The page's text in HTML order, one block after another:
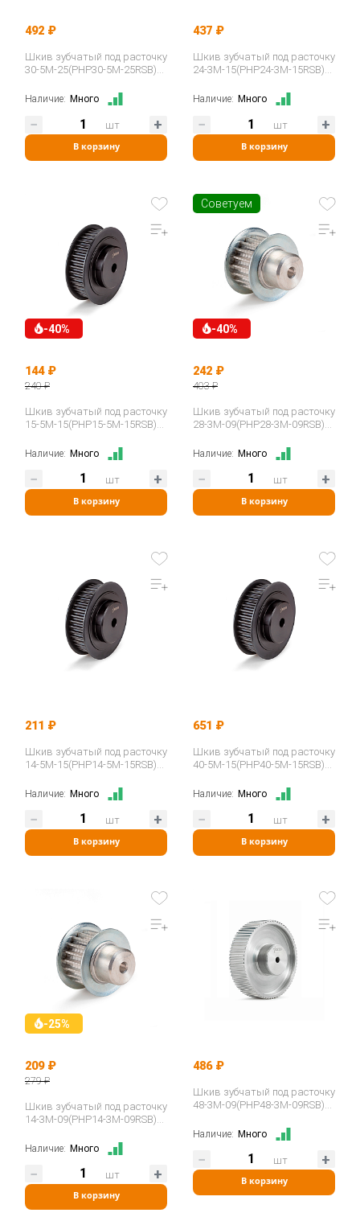
492 ₽
Шкив зубчатый под расточку
30-5M-25(PHP30-5M-25RSB)
Наличие: Много
В корзину
шт
437 ₽
Шкив зубчатый под расточку
24-3M-15(PHP24-3M-15RSB)
Наличие: Много
В корзину
шт
-40%
144 ₽
240 ₽
Шкив зубчатый под расточку
15-5M-15(PHP15-5M-15RSB)
Наличие: Много
В корзину
шт
Советуем
-40%
242 ₽
403 ₽
Шкив зубчатый под расточку
28-3M-09(PHP28-3M-09RSB)
Наличие: Много
В корзину
шт
211 ₽
Шкив зубчатый под расточку
14-5M-15(PHP14-5M-15RSB)
Наличие: Много
В корзину
шт
651 ₽
Шкив зубчатый под расточку
40-5M-15(PHP40-5M-15RSB)
Наличие: Много
В корзину
шт
-25%
209 ₽
279 ₽
Шкив зубчатый под расточку
14-3M-09(PHP14-3M-09RSB)
Наличие: Много
В корзину
шт
486 ₽
Шкив зубчатый под расточку
48-3M-09(PHP48-3M-09RSB)
Наличие: Много
В корзину
шт